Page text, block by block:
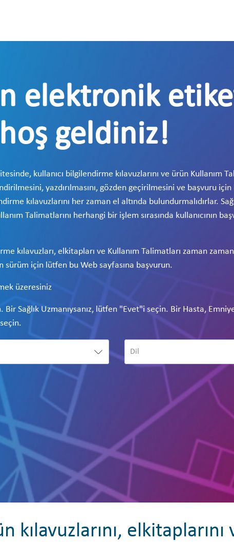
elektronik
geldiniz!
kullanıcı bilgilendirme kılavuzlarını ve ürün Kullanım
yazdırılmasını, gözden geçirilmesini ve başvuru için
kılavuzlarını her zaman el altında bulundurmalıdırlar.
Talimatlarını herhangi bir işlem sırasında kullanıcının
kılavuzları, elkitapları ve Kullanım Talimatları zaman
sürüm için lütfen bu Web sayfasına başvurun.
üzeresiniz
Sağlık Uzmanıysanız, lütfen "Evet"i seçin. Bir Hasta,
kılavuzlarını, elkitaplarını